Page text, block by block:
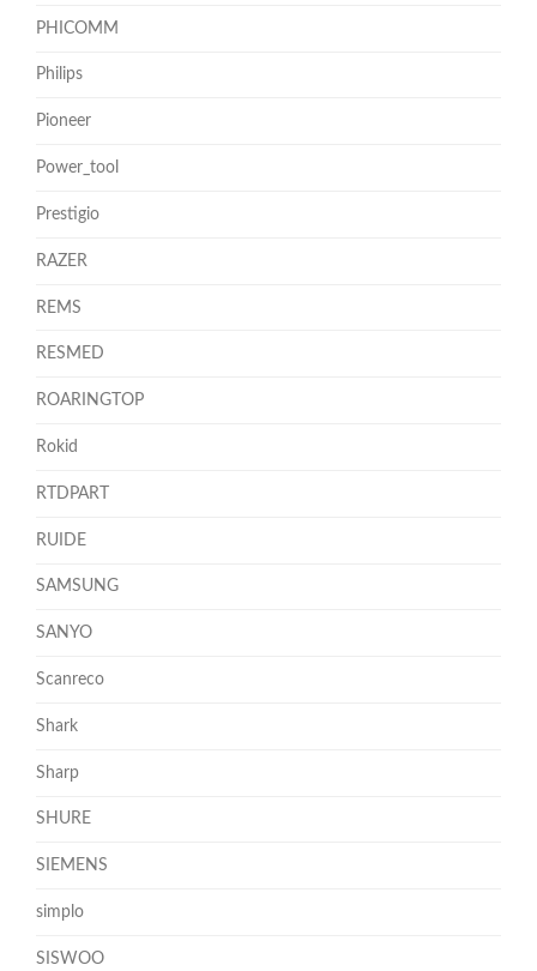
PHICOMM
Philips
Pioneer
Power_tool
Prestigio
RAZER
REMS
RESMED
ROARINGTOP
Rokid
RTDPART
RUIDE
SAMSUNG
SANYO
Scanreco
Shark
Sharp
SHURE
SIEMENS
simplo
SISWOO